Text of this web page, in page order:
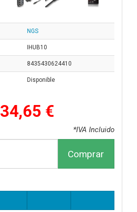
NGS
IHUB10
8435430624410
Disponible
34,65 €
*IVA Incluido
Comprar